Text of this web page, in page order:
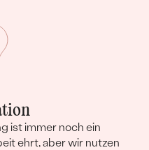
ist immer noch ein
ehrt, aber wir nutzen